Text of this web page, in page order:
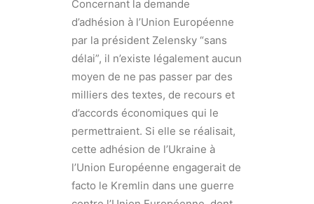
Concernant la demande
d’adhésion à l’Union Européenne
par la président Zelensky “sans
délai”, il n’existe légalement aucun
moyen de ne pas passer par des
milliers des textes, de recours et
d’accords économiques qui le
permettraient. Si elle se réalisait,
cette adhésion de l’Ukraine à
l’Union Européenne engagerait de
facto le Kremlin dans une guerre